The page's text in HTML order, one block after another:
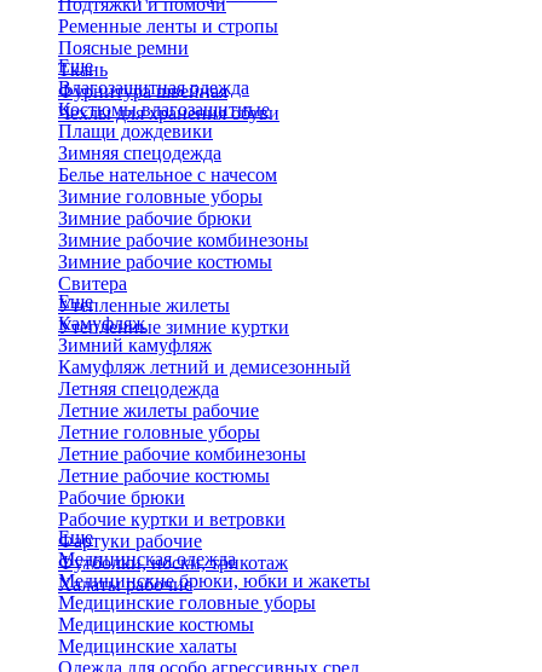
Подтяжки и помочи
Ременные ленты и стропы
Поясные ремни
Ткань
Фурнитура швейная
Чехлы для хранения обуви
Еще
Влагозащитная одежда
Костюмы влагозащитные
Плащи дождевики
Зимняя спецодежда
Белье нательное с начесом
Зимние головные уборы
Зимние рабочие брюки
Зимние рабочие комбинезоны
Зимние рабочие костюмы
Свитера
Утепленные жилеты
Утепленные зимние куртки
Еще
Камуфляж
Зимний камуфляж
Камуфляж летний и демисезонный
Летняя спецодежда
Летние жилеты рабочие
Летние головные уборы
Летние рабочие комбинезоны
Летние рабочие костюмы
Рабочие брюки
Рабочие куртки и ветровки
Фартуки рабочие
Футболки, носки, трикотаж
Халаты рабочие
Еще
Медицинская одежда
Медицинские брюки, юбки и жакеты
Медицинские головные уборы
Медицинские костюмы
Медицинские халаты
Одежда для особо агрессивных сред